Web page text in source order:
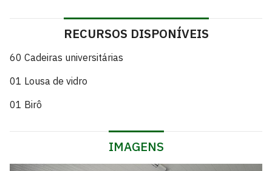
RECURSOS DISPONÍVEIS
60 Cadeiras universitárias
01 Lousa de vidro
01 Birô
IMAGENS